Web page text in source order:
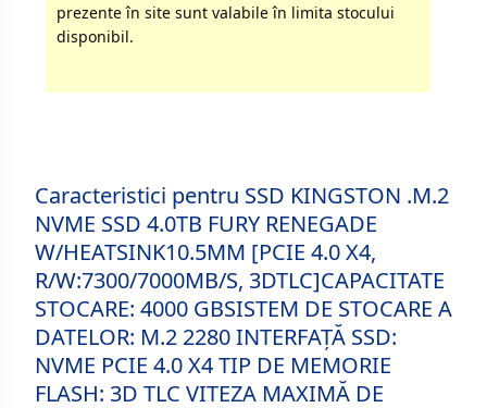
prezente în site sunt valabile în limita stocului
disponibil.
Caracteristici pentru SSD KINGSTON .M.2
NVME SSD 4.0TB FURY RENEGADE
W/HEATSINK10.5MM [PCIE 4.0 X4,
R/W:7300/7000MB/S, 3DTLC]CAPACITATE
STOCARE: 4000 GBSISTEM DE STOCARE A
DATELOR: M.2 2280 INTERFAȚĂ SSD:
NVME PCIE 4.0 X4 TIP DE MEMORIE
FLASH: 3D TLC VITEZA MAXIMĂ DE